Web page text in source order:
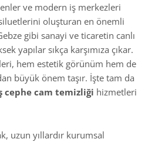
ve modern iş merkezleri
oluşturan en önemli
gibi sanayi ve ticaretin canlı
yapılar sıkça karşımıza çıkar.
hem estetik görünüm hem de
büyük önem taşır. İşte tam da
cephe cam temizliği hizmetleri
uzun yıllardır kurumsal